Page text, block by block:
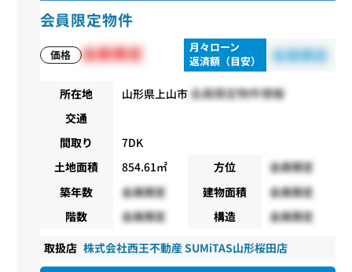
会員限定物件
価格 会員限定
月々ローン
返済額（目安）
会員限定
所在地 山形県上山市会員限定物件情報
交通
間取り
7DK
土地面積
854.61㎡ 方位
会員限定
築年数
会員限定 建物面積
会員限定
階数
会員限定 構造 会員限定
取扱店 株式会社西王不動産 SUMiTAS山形桜田店